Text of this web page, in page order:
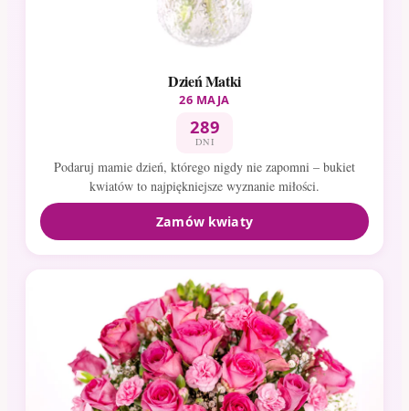
Dzień Matki
26 MAJA
289
DNI
Podaruj mamie dzień, którego nigdy nie zapomni – bukiet
kwiatów to najpiękniejsze wyznanie miłości.
Zamów kwiaty